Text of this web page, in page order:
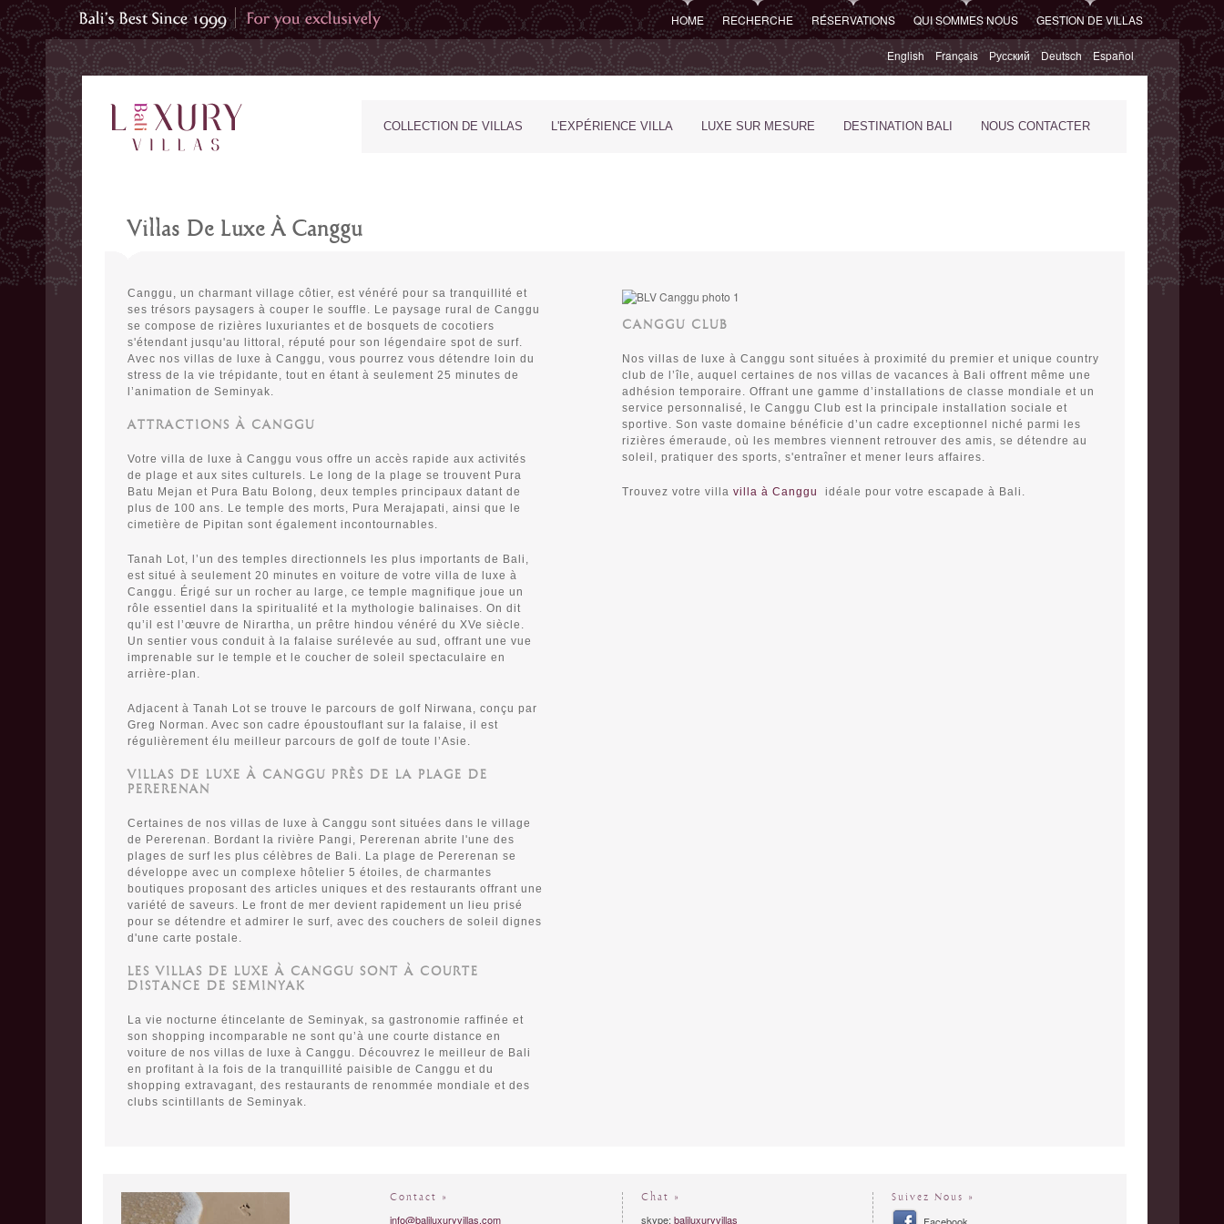
HOME RECHERCHE RÉSERVATIONS QUI SOMMES NOUS GESTION DE VILLAS
English Français Русский Deutsch Español
COLLECTION DE VILLAS L'EXPÉRIENCE VILLA LUXE SUR MESURE DESTINATION BALI NOUS CONTACTER
Villas De Luxe À Canggu
Canggu, un charmant village côtier, est vénéré pour sa tranquillité et
ses trésors paysagers à couper le souffle. Le paysage rural de Canggu
se compose de rizières luxuriantes et de bosquets de cocotiers
s'étendant jusqu'au littoral, réputé pour son légendaire spot de surf.
Avec nos villas de luxe à Canggu, vous pourrez vous détendre loin du
stress de la vie trépidante, tout en étant à seulement 25 minutes de
l’animation de Seminyak.
ATTRACTIONS À CANGGU
Votre villa de luxe à Canggu vous offre un accès rapide aux activités
de plage et aux sites culturels. Le long de la plage se trouvent Pura
Batu Mejan et Pura Batu Bolong, deux temples principaux datant de
plus de 100 ans. Le temple des morts, Pura Merajapati, ainsi que le
cimetière de Pipitan sont également incontournables.
Tanah Lot, l’un des temples directionnels les plus importants de Bali,
est situé à seulement 20 minutes en voiture de votre villa de luxe à
Canggu. Érigé sur un rocher au large, ce temple magnifique joue un
rôle essentiel dans la spiritualité et la mythologie balinaises. On dit
qu’il est l’œuvre de Nirartha, un prêtre hindou vénéré du XVe siècle.
Un sentier vous conduit à la falaise surélevée au sud, offrant une vue
imprenable sur le temple et le coucher de soleil spectaculaire en
arrière-plan.
Adjacent à Tanah Lot se trouve le parcours de golf Nirwana, conçu par
Greg Norman. Avec son cadre époustouflant sur la falaise, il est
régulièrement élu meilleur parcours de golf de toute l’Asie.
VILLAS DE LUXE À CANGGU PRÈS DE LA PLAGE DE
PERERENAN
Certaines de nos villas de luxe à Canggu sont situées dans le village
de Pererenan. Bordant la rivière Pangi, Pererenan abrite l'une des
plages de surf les plus célèbres de Bali. La plage de Pererenan se
développe avec un complexe hôtelier 5 étoiles, de charmantes
boutiques proposant des articles uniques et des restaurants offrant une
variété de saveurs. Le front de mer devient rapidement un lieu prisé
pour se détendre et admirer le surf, avec des couchers de soleil dignes
d'une carte postale.
LES VILLAS DE LUXE À CANGGU SONT À COURTE
DISTANCE DE SEMINYAK
La vie nocturne étincelante de Seminyak, sa gastronomie raffinée et
son shopping incomparable ne sont qu’à une courte distance en
voiture de nos villas de luxe à Canggu. Découvrez le meilleur de Bali
en profitant à la fois de la tranquillité paisible de Canggu et du
shopping extravagant, des restaurants de renommée mondiale et des
clubs scintillants de Seminyak.
CANGGU CLUB
Nos villas de luxe à Canggu sont situées à proximité du premier et unique country
club de l’île, auquel certaines de nos villas de vacances à Bali offrent même une
adhésion temporaire. Offrant une gamme d’installations de classe mondiale et un
service personnalisé, le Canggu Club est la principale installation sociale et
sportive. Son vaste domaine bénéficie d’un cadre exceptionnel niché parmi les
rizières émeraude, où les membres viennent retrouver des amis, se détendre au
soleil, pratiquer des sports, s'entraîner et mener leurs affaires.
Trouvez votre villavilla à Canggu idéale pour votre escapade à Bali.
Contact »
info@baliluxuryvillas.com
Chat »
skype: baliluxuryvillas
Suivez Nous »